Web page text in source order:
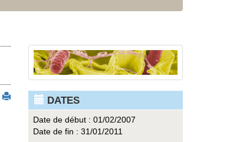
DATES
Date de début : 01/02/2007
Date de fin : 31/01/2011